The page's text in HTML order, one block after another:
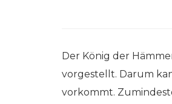
Der König der
vorgestellt. Darum
vorkommt.